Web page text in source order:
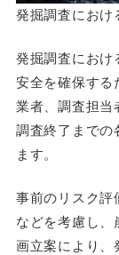
発掘調査におけ
発掘調査にお
安全を確保す
業者、調査担当
調査終了まで
ます。
事前のリスク
などを考慮し
画立案により